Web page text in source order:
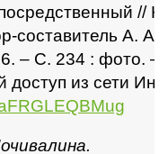
//
составитель А.
– С. 234 : фото. –
из сети